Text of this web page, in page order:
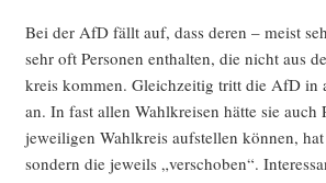
Bei der AfD fällt auf, dass deren – meist
sehr oft Per­so­nen ent­hal­ten, die nicht aus
kreis kom­men. Gleich­zei­tig tritt die AfD in
an. In fast allen Wahl­krei­sen hät­te sie auch
jewei­li­gen Wahl­kreis auf­stel­len kön­nen,
son­dern die jeweils „ver­scho­ben“.